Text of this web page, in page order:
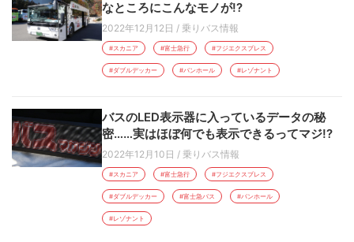
なところにこんなモノが!?
2022年12月12日 / 乗りバス情報
#スカニア #富士急行 #フジエクスプレス
#ダブルデッカー #バンホール #レゾナント
バスのLED表示器に入っているデータの秘
密……実はほぼ何でも表示できるってマジ!?
2022年12月10日 / 乗りバス情報
#スカニア #富士急行 #フジエクスプレス
#ダブルデッカー #富士急バス #バンホール
#レゾナント